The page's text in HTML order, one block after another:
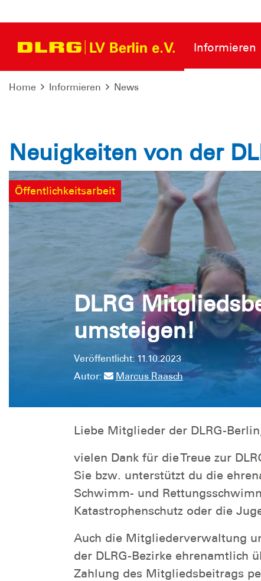
Informieren
Home Informieren News
Neuigkeiten von der
Öffentlichkeitsarbeit
DLRG
umsteigen!
Veröffentlicht: 11.10.2023
Autor:
Marcus Raasch
Liebe Mitglieder der DLRG-
vielen Dank für die Treue zur
Sie bzw. unterstützt du die
Schwimm- und
Katastrophenschutz oder die
Auch die Mitgliederverwaltung
der DLRG-Bezirke ehrenamtlich
Zahlung des Mitgliedsbeitrags